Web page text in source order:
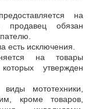
на
обязан
есть исключения.
на товары
утвержден
мототехники,
кроме товаров,